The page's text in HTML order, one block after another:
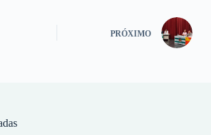
PRÓXIMO